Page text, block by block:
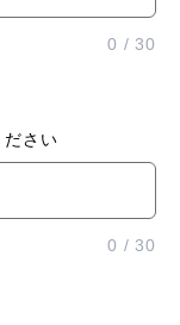
0 / 30
ださい
0 / 30